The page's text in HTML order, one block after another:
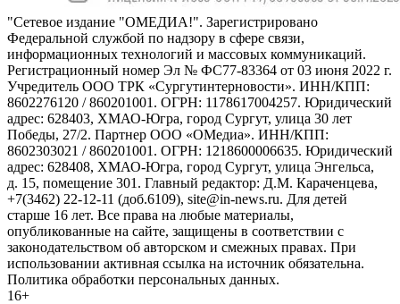
"Сетевое издание "ОМЕДИА!". Зарегистрировано
Федеральной службой по надзору в сфере связи,
информационных технологий и массовых коммуникаций.
Регистрационный номер Эл № ФС77-83364 от 03 июня 2022 г.
Учредитель ООО ТРК «Сургутинтерновости». ИНН/КПП:
8602276120 / 860201001. ОГРН: 1178617004257. Юридический
адрес: 628403, ХМАО-Югра, город Сургут, улица 30 лет
Победы, 27/2. Партнер ООО «ОМедиа». ИНН/КПП:
8602303021 / 860201001. ОГРН: 1218600006635. Юридический
адрес: 628408, ХМАО-Югра, город Сургут, улица Энгельса,
д. 15, помещение 301. Главный редактор: Д.М. Караченцева,
+7(3462) 22-12-11 (доб.6109), site@in-news.ru. Для детей
старше 16 лет. Все права на любые материалы,
опубликованные на сайте, защищены в соответствии с
законодательством об авторском и смежных правах. При
использовании активная ссылка на источник обязательна.
Политика обработки персональных данных.
16+